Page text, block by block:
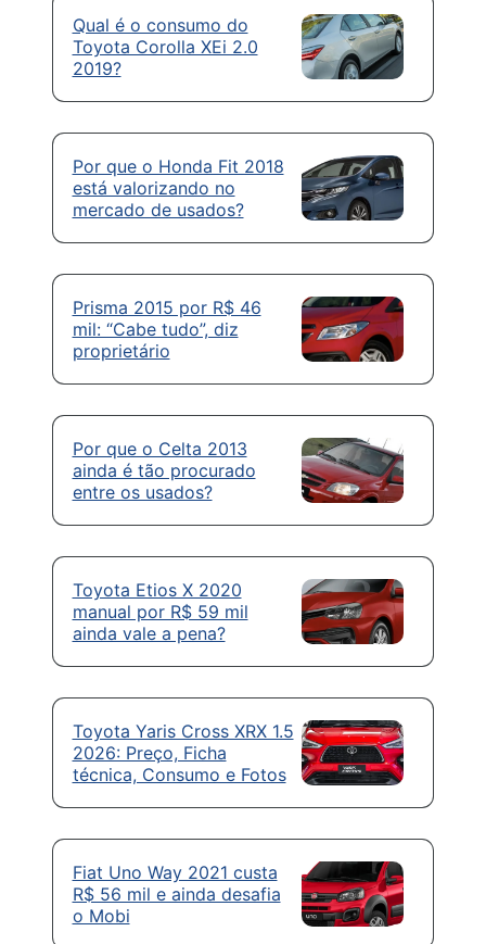
Qual é o consumo do
Toyota Corolla XEi 2.0
2019?
Por que o Honda Fit 2018
está valorizando no
mercado de usados?
Prisma 2015 por R$ 46
mil: “Cabe tudo”, diz
proprietário
Por que o Celta 2013
ainda é tão procurado
entre os usados?
Toyota Etios X 2020
manual por R$ 59 mil
ainda vale a pena?
Toyota Yaris Cross XRX 1.5
2026: Preço, Ficha
técnica, Consumo e Fotos
Fiat Uno Way 2021 custa
R$ 56 mil e ainda desafia
o Mobi